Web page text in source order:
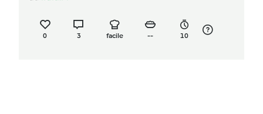
0 3 facile -- 10